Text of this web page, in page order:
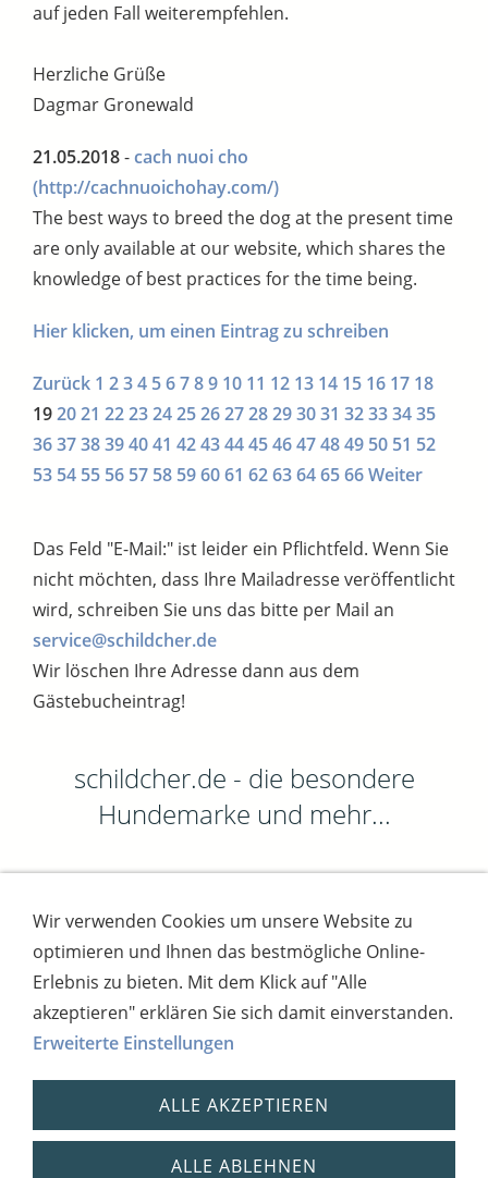
auf jeden Fall weiterempfehlen.
Herzliche Grüße
Dagmar Gronewald
21.05.2018-cach nuoi cho
(http://cachnuoichohay.com/)
The best ways to breed the dog at the present time
are only available at our website, which shares the
knowledge of best practices for the time being.
Hier klicken, um einen Eintrag zu schreiben
Zurück 1 234 56789 10 11 12 13 14 15 16 17 18
192021 22232425262728293031 32333435
363738394041 4243444546474849 50 51 52
53 54 55 56 57 58 596061 6263646566Weiter
Das Feld "E-Mail:" ist leider ein Pflichtfeld. Wenn Sie
nicht möchten, dass Ihre Mailadresse veröffentlicht
wird, schreiben Sie uns das bitte per Mail an
service@schildcher.de
Wir löschen Ihre Adresse dann aus dem
Gästebucheintrag!
schildcher.de - die besondere
Hundemarke und mehr...
Impressum AGB
Widerrufsbutton
Widerrufsrecht
Online-Streitschlichtung
Datenschutz
Versand
Bezahlsysteme
Kontakt
Disclaimer Versandtage Cookies
Bankverbindung: Consorsbank, Kt-Inhaber:
Dietmar Fuchs
IBAN: DE27 7012 0400 7111 5910 17 / BIC:
CSDBDE71
Steuernummer: 2181931254,
Wir verwenden Cookies um unsere Website zu
optimieren und Ihnen das bestmögliche Online-
Erlebnis zu bieten. Mit dem Klick auf "Alle
akzeptieren" erklären Sie sich damit einverstanden.
Erweiterte Einstellungen
ALLE AKZEPTIEREN
ALLE ABLEHNEN